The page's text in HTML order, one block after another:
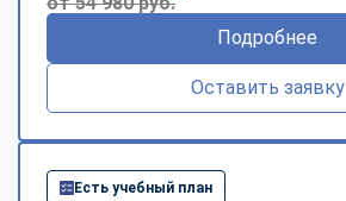
Подробнее
Оставить заявку
Есть учебный план